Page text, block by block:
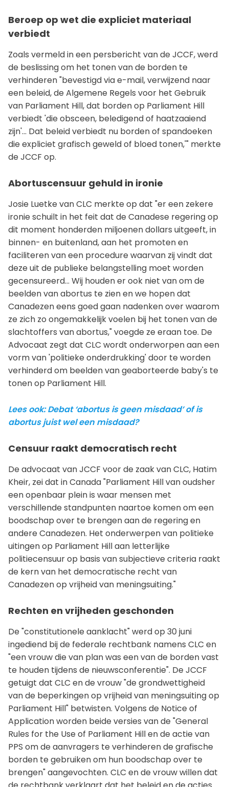
Beroep op wet die expliciet materiaal
verbiedt
Zoals vermeld in een persbericht van de JCCF, werd
de beslissing om het tonen van de borden te
verhinderen "bevestigd via e-mail, verwijzend naar
een beleid, de Algemene Regels voor het Gebruik
van Parliament Hill, dat borden op Parliament Hill
verbiedt 'die obsceen, beledigend of haatzaaiend
zijn'... Dat beleid verbiedt nu borden of spandoeken
die expliciet grafisch geweld of bloed tonen,'" merkte
de JCCF op.
Abortuscensuur gehuld in ironie
Josie Luetke van CLC merkte op dat "er een zekere
ironie schuilt in het feit dat de Canadese regering op
dit moment honderden miljoenen dollars uitgeeft, in
binnen- en buitenland, aan het promoten en
faciliteren van een procedure waarvan zij vindt dat
deze uit de publieke belangstelling moet worden
gecensureerd... Wij houden er ook niet van om de
beelden van abortus te zien en we hopen dat
Canadezen eens goed gaan nadenken over waarom
ze zich zo ongemakkelijk voelen bij het tonen van de
slachtoffers van abortus," voegde ze eraan toe. De
Advocaat zegt dat CLC wordt onderworpen aan een
vorm van 'politieke onderdrukking' door te worden
verhinderd om beelden van geaborteerde baby's te
tonen op Parliament Hill.
Lees ook: Debat ‘abortus is geen misdaad’ of is
abortus juist wel een misdaad?
Censuur raakt democratisch recht
De advocaat van JCCF voor de zaak van CLC, Hatim
Kheir, zei dat in Canada "Parliament Hill van oudsher
een openbaar plein is waar mensen met
verschillende standpunten naartoe komen om een
boodschap over te brengen aan de regering en
andere Canadezen. Het onderwerpen van politieke
uitingen op Parliament Hill aan letterlijke
politiecensuur op basis van subjectieve criteria raakt
de kern van het democratische recht van
Canadezen op vrijheid van meningsuiting."
Rechten en vrijheden geschonden
De "constitutionele aanklacht" werd op 30 juni
ingediend bij de federale rechtbank namens CLC en
"een vrouw die van plan was een van de borden vast
te houden tijdens de nieuwsconferentie". De JCCF
getuigt dat CLC en de vrouw "de grondwettigheid
van de beperkingen op vrijheid van meningsuiting op
Parliament Hill" betwisten. Volgens de Notice of
Application worden beide versies van de "General
Rules for the Use of Parliament Hill en de actie van
PPS om de aanvragers te verhinderen de grafische
borden te gebruiken om hun boodschap over te
brengen" aangevochten. CLC en de vrouw willen dat